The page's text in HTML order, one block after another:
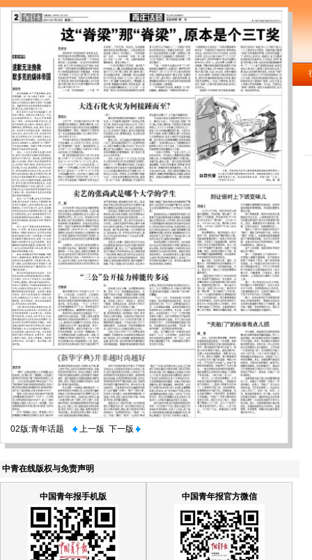
02版:青年话题 上一版 下一版
中青在线版权与免责声明
中国青年报手机版 中国青年报官方微信